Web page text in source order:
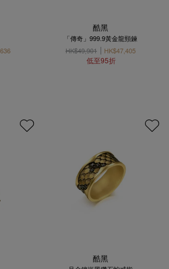
酷黑
「傳奇」999.9黃金龍頸鍊
HK$49,901
HK$47,405
低至95折
酷黑